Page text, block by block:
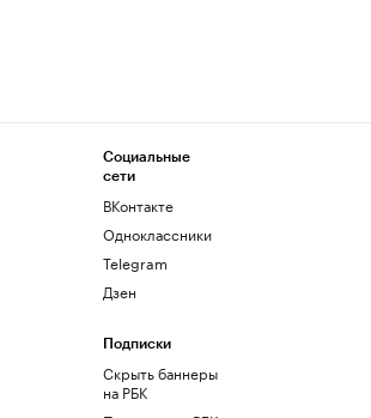
Социальные
сети
ВКонтакте
Одноклассники
Telegram
Дзен
Подписки
Скрыть баннеры
на РБК